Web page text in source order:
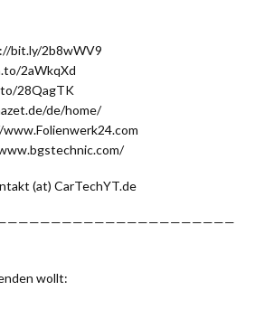
bit.ly/2b8wWV9
2aWkqXd
28QagTK
de/home/
(at) CarTechYT.de
wollt: